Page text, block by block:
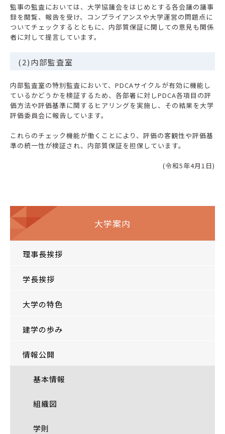
大学案内
理事長挨拶
学長挨拶
大学の特色
建学の歩み
情報公開
基本情報
組織図
学則
監事の監査においては、大学協議会をはじめとする各会議の議事
録を閲覧、報告を受け、コンプライアンスや大学運営の問題点に
ついてチェックするとともに、内部質保証に関しての意見も関係
者に対して提言しています。
(2)内部監査室
内部監査室の特別監査において、PDCAサイクルが有効に機能し
ているかどうかを検証するため、各部署に対しPDCA各項目の評
価方法や評価基準に関するヒアリングを実施し、その結果を大学
評価委員会に報告しています。
これらのチェック機能が働くことにより、評価の客観性や評価基
準の統一性が検証され、内部質保証を担保しています。
(令和5年4月1日)